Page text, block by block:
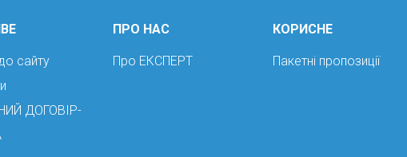
сайту
ДОГОВІР-
ПРО НАС
Про ЕКСПЕРТ
КОРИСНЕ
Пакетні пропозиції